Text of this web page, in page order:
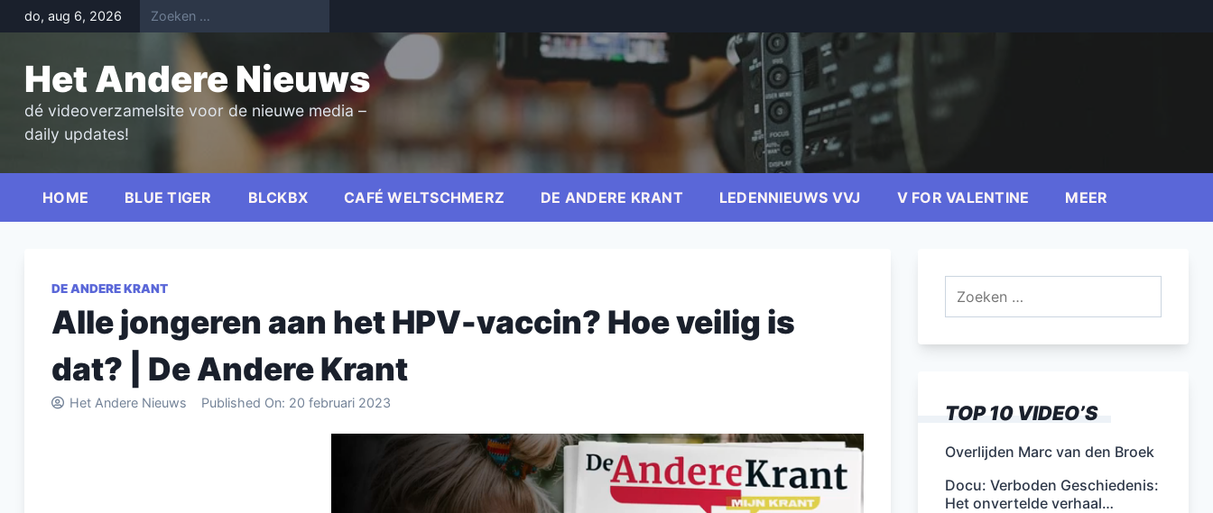
Skip
to
do, aug 6, 2026
Het Andere Nieuws
dé videoverzamelsite voor de nieuwe media –
daily updates!
HOME BLUE TIGER BLCKBX CAFÉ WELTSCHMERZ DE ANDERE KRANT LEDENNIEUWS VVJ V FOR VALENTINE MEER
DE ANDERE KRANT
Alle jongeren aan het HPV-vaccin? Hoe veilig is
dat? | De Andere Krant
Het Andere Nieuws Published On: 20 februari 2023
Videospeler
TOP 10 VIDEO’S
Overlijden Marc van den Broek
Docu: Verboden Geschiedenis:
Het onvertelde verhaal…